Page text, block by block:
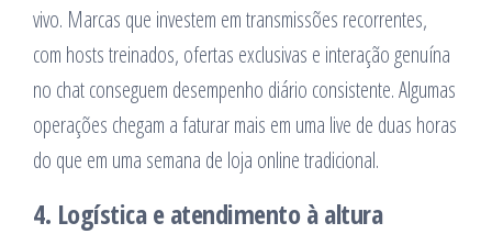
vivo. Marcas que investem em transmissões recorrentes,
com hosts treinados, ofertas exclusivas e interação genuína
no chat conseguem desempenho diário consistente. Algumas
operações chegam a faturar mais em uma live de duas horas
do que em uma semana de loja online tradicional.
4. Logística e atendimento à altura